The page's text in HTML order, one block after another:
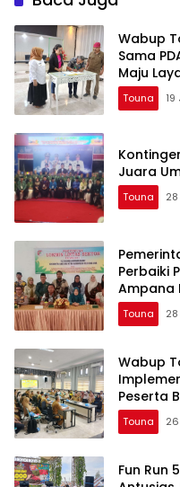
Wabup
Sama
Maju
Touna
Juara
Touna
Perbaiki
Ampana
Touna
Wabup
Peserta
Touna
Fun Run